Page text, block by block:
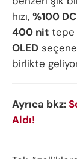
hızı, %100
400 nit tepe
OLED
birlikte
Ayrıca bkz:
Aldı!